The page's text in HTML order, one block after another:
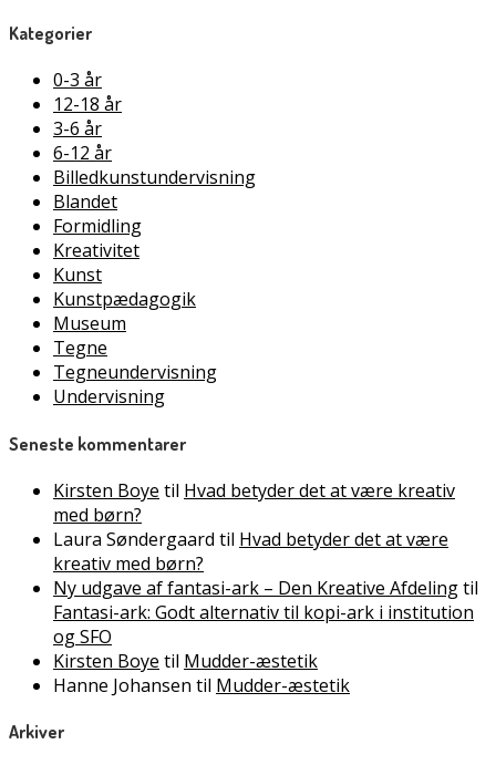
Kategorier
0-3 år
12-18 år
3-6 år
6-12 år
Billedkunstundervisning
Blandet
Formidling
Kreativitet
Kunst
Kunstpædagogik
Museum
Tegne
Tegneundervisning
Undervisning
Seneste kommentarer
Kirsten Boye til Hvad betyder det at være kreativ
med børn?
Laura Søndergaard til Hvad betyder det at være
kreativ med børn?
Ny udgave af fantasi-ark – Den Kreative Afdelingtil
Fantasi-ark: Godt alternativ til kopi-ark i institution
og SFO
Kirsten Boye til Mudder-æstetik
Hanne Johansen til Mudder-æstetik
Arkiver